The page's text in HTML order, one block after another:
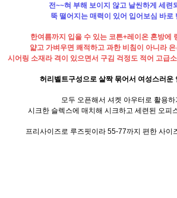
전~~혀 부해 보이지 않고 날씬하게 세련
뚝 떨어지는 매력이 있어 입어보심 바로
한여름까지 입을 수 있는 코튼+레이온 혼방에
얇고 가벼우면 쾌적하고 과한 비침이 아니라
시어링 소재라 격이 있으면서 구김 걱정도 적어 고급
허리벨트구성으로 살짝 묶어서 여성스러운
모두 오픈해서 셔켓 아우터로 활용하
시크한 슬렉스에 매치해 시크하고 세련된 오피
프리사이즈로 루즈핏이라 55-77까지 편한 사이